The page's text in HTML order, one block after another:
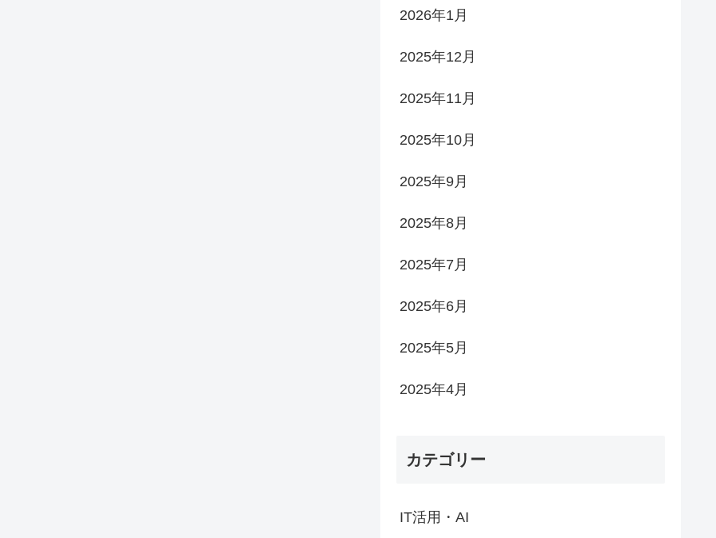
2026年1月
2025年12月
2025年11月
2025年10月
2025年9月
2025年8月
2025年7月
2025年6月
2025年5月
2025年4月
カテゴリー
IT活用・AI